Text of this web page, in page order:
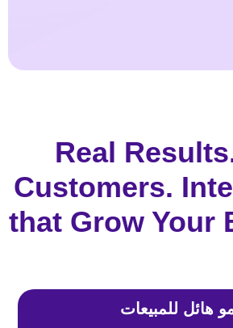
Real
Customers.
that Grow Your
هائل للمبيعات